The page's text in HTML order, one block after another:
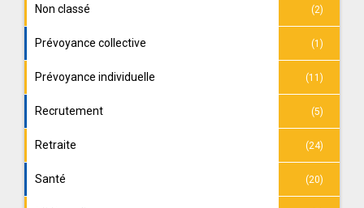
Non classé (2)
Prévoyance collective (1)
Prévoyance individuelle (11)
Recrutement (5)
Retraite (24)
Santé (20)